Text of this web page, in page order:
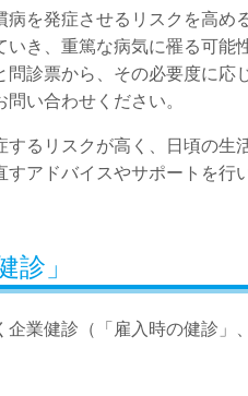
を発症させるリスクを高め
き、重篤な病気に罹る可能
診票から、その必要度に応
い合わせください。
るリスクが高く、日頃の生
アドバイスやサポートを行
診」
業健診（「雇入時の健診」